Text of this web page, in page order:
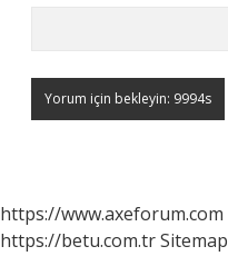
https://www.axeforum.com
https://betu.com.trSitemap